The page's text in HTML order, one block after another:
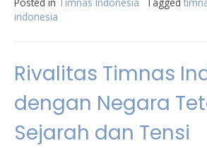
indonesia
Rivalitas Timnas
dengan Negara
Sejarah dan Tensi